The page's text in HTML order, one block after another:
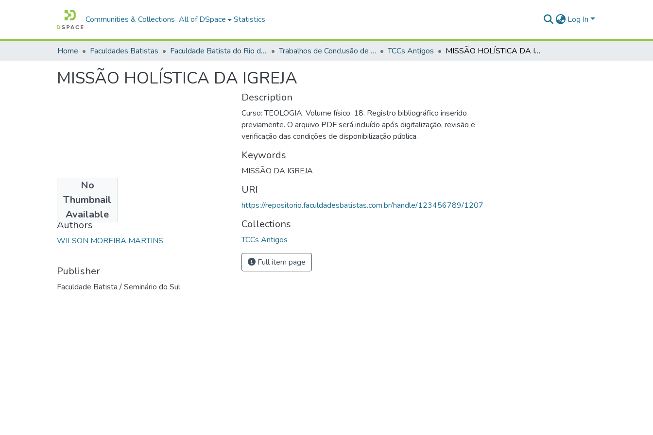
Communities & Collections All of DSpace Statistics Log In
Home Faculdades Batistas Faculdade Batista do Rio de Janeiro (FABAT-RJ) Trabalhos de Conclusão de Curso (TCC) TCCs Antigos MISSÃO HOLÍSTICA DA IGREJA
MISSÃO HOLÍSTICA DA IGREJA
No
Thumbnail
Available
1999
Authors
WILSON MOREIRA MARTINS
Publisher
Faculdade Batista / Seminário do Sul
Description
Curso: TEOLOGIA. Volume físico: 18. Registro bibliográfico inserido
previamente. O arquivo PDF será incluído após digitalização, revisão e
verificação das condições de disponibilização pública.
Keywords
MISSÃO DA IGREJA
URI
https://repositorio.faculdadesbatistas.com.br/handle/123456789/1207
Collections
TCCs Antigos
Full item page